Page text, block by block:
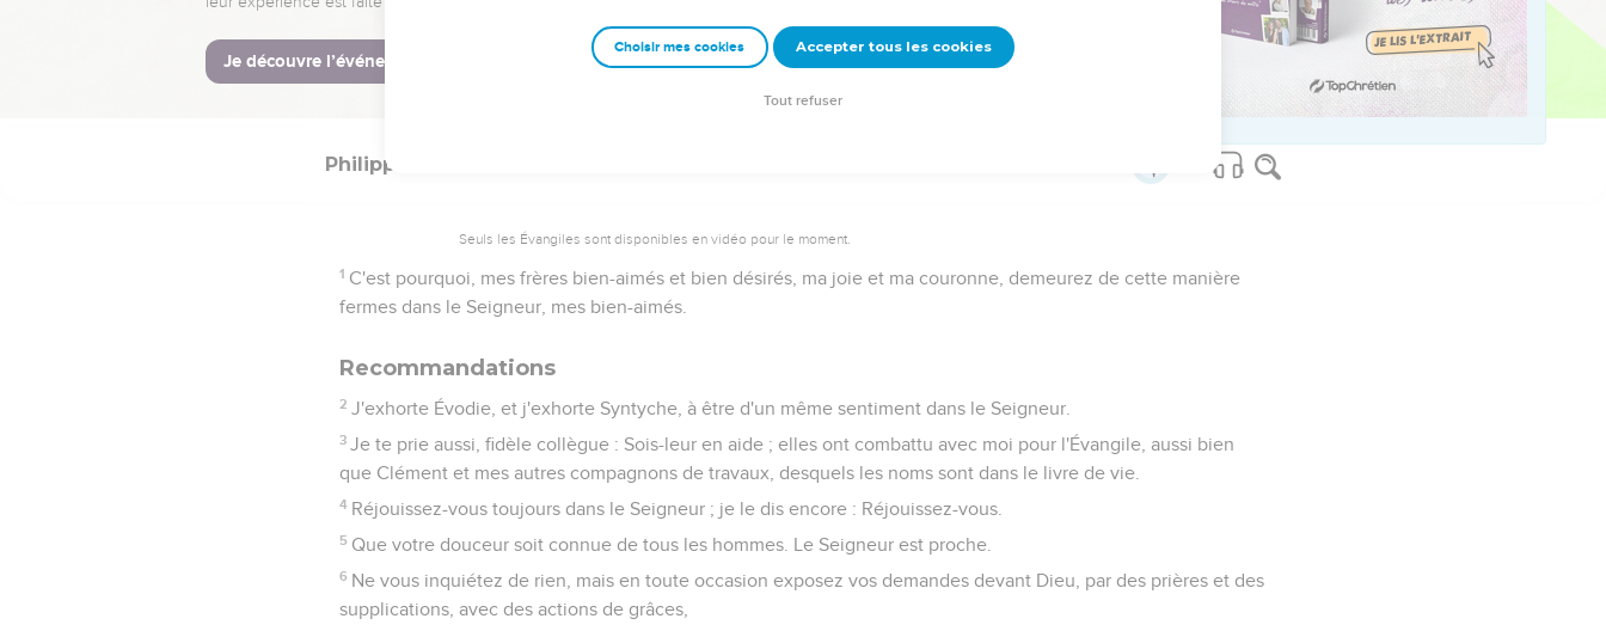
21 Qui transformera le corps de notre humiliation, pour le rendre conforme au corps de sa gloire, selon le
Philippiens
Seuls les Évangiles sont disponibles en vidéo pour le moment.
1 C'est pourquoi, mes frères bien-aimés et bien désirés, ma joie et ma couronne, demeurez de cette manière
fermes dans le Seigneur, mes bien-aimés.
Recommandations
2 J'exhorte Évodie, et j'exhorte Syntyche, à être d'un même sentiment dans le Seigneur.
3 Je te prie aussi, fidèle collègue : Sois-leur en aide ; elles ont combattu avec moi pour l'Évangile, aussi bien
que Clément et mes autres compagnons de travaux, desquels les noms sont dans le livre de vie.
4 Réjouissez-vous toujours dans le Seigneur ; je le dis encore : Réjouissez-vous.
5 Que votre douceur soit connue de tous les hommes. Le Seigneur est proche.
6 Ne vous inquiétez de rien, mais en toute occasion exposez vos demandes devant Dieu, par des prières et des
supplications, avec des actions de grâces,
Choisir mes cookies Accepter tous les cookies
Tout refuser